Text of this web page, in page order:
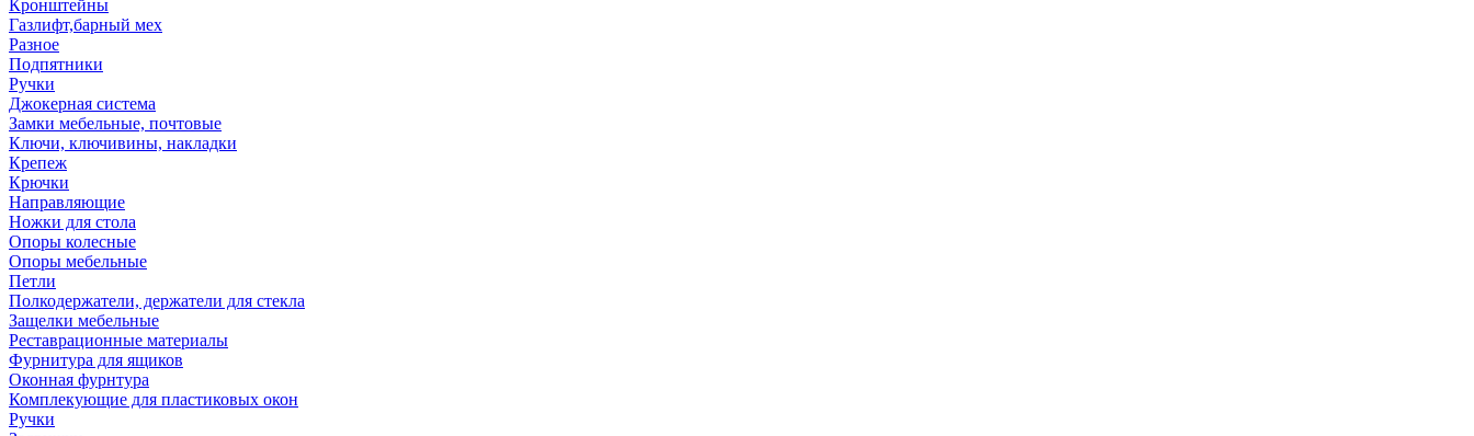
Кронштейны
Газлифт,барный мех
Разное
Подпятники
Ручки
Джокерная система
Замки мебельные, почтовые
Ключи, ключивины, накладки
Крепеж
Крючки
Направляющие
Ножки для стола
Опоры колесные
Опоры мебельные
Петли
Полкодержатели, держатели для стекла
Защелки мебельные
Реставрационные материалы
Фурнитура для ящиков
Оконная фурнтура
Комплекующие для пластиковых окон
Ручки